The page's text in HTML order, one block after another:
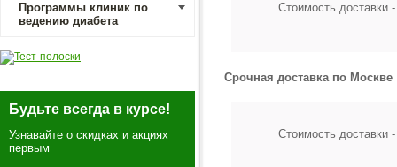
Программы клиник по
ведению диабета
Будьте всегда в курсе!
Узнавайте о скидках и акциях
первым
Стоимость доставки
Срочная доставка по Москве
Стоимость доставки